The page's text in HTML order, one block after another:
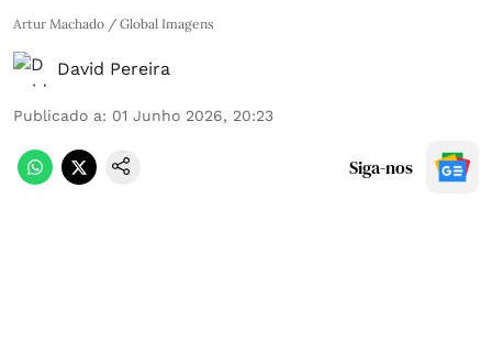
Artur Machado / Global Imagens
David Pereira
Publicado a: 01 Junho 2026, 20:23
Siga-nos